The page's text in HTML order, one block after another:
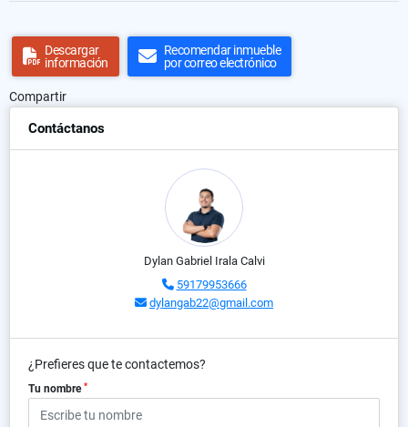
Descargar
información
Recomendar inmueble
por correo electrónico
Compartir
Contáctanos
Dylan Gabriel Irala Calvi
59179953666
dylangab22@gmail.com
¿Prefieres que te contactemos?
Tu nombre *